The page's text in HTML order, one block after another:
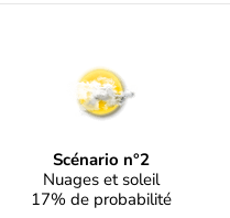
Scénario n°2
Nuages et soleil
17% de probabilité